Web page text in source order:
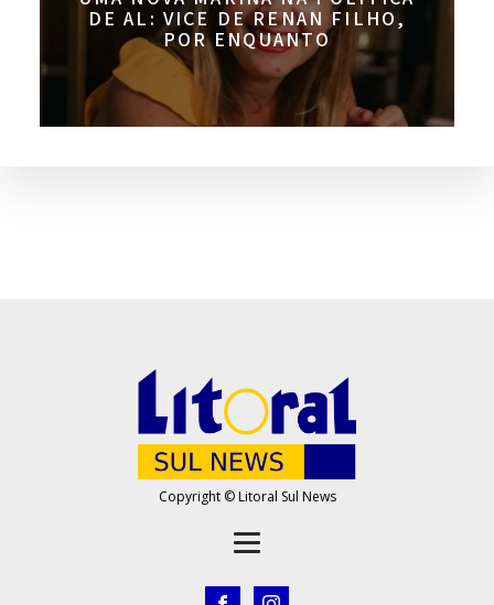
DE AL: VICE DE RENAN FILHO,
POR ENQUANTO
Copyright © Litoral Sul News